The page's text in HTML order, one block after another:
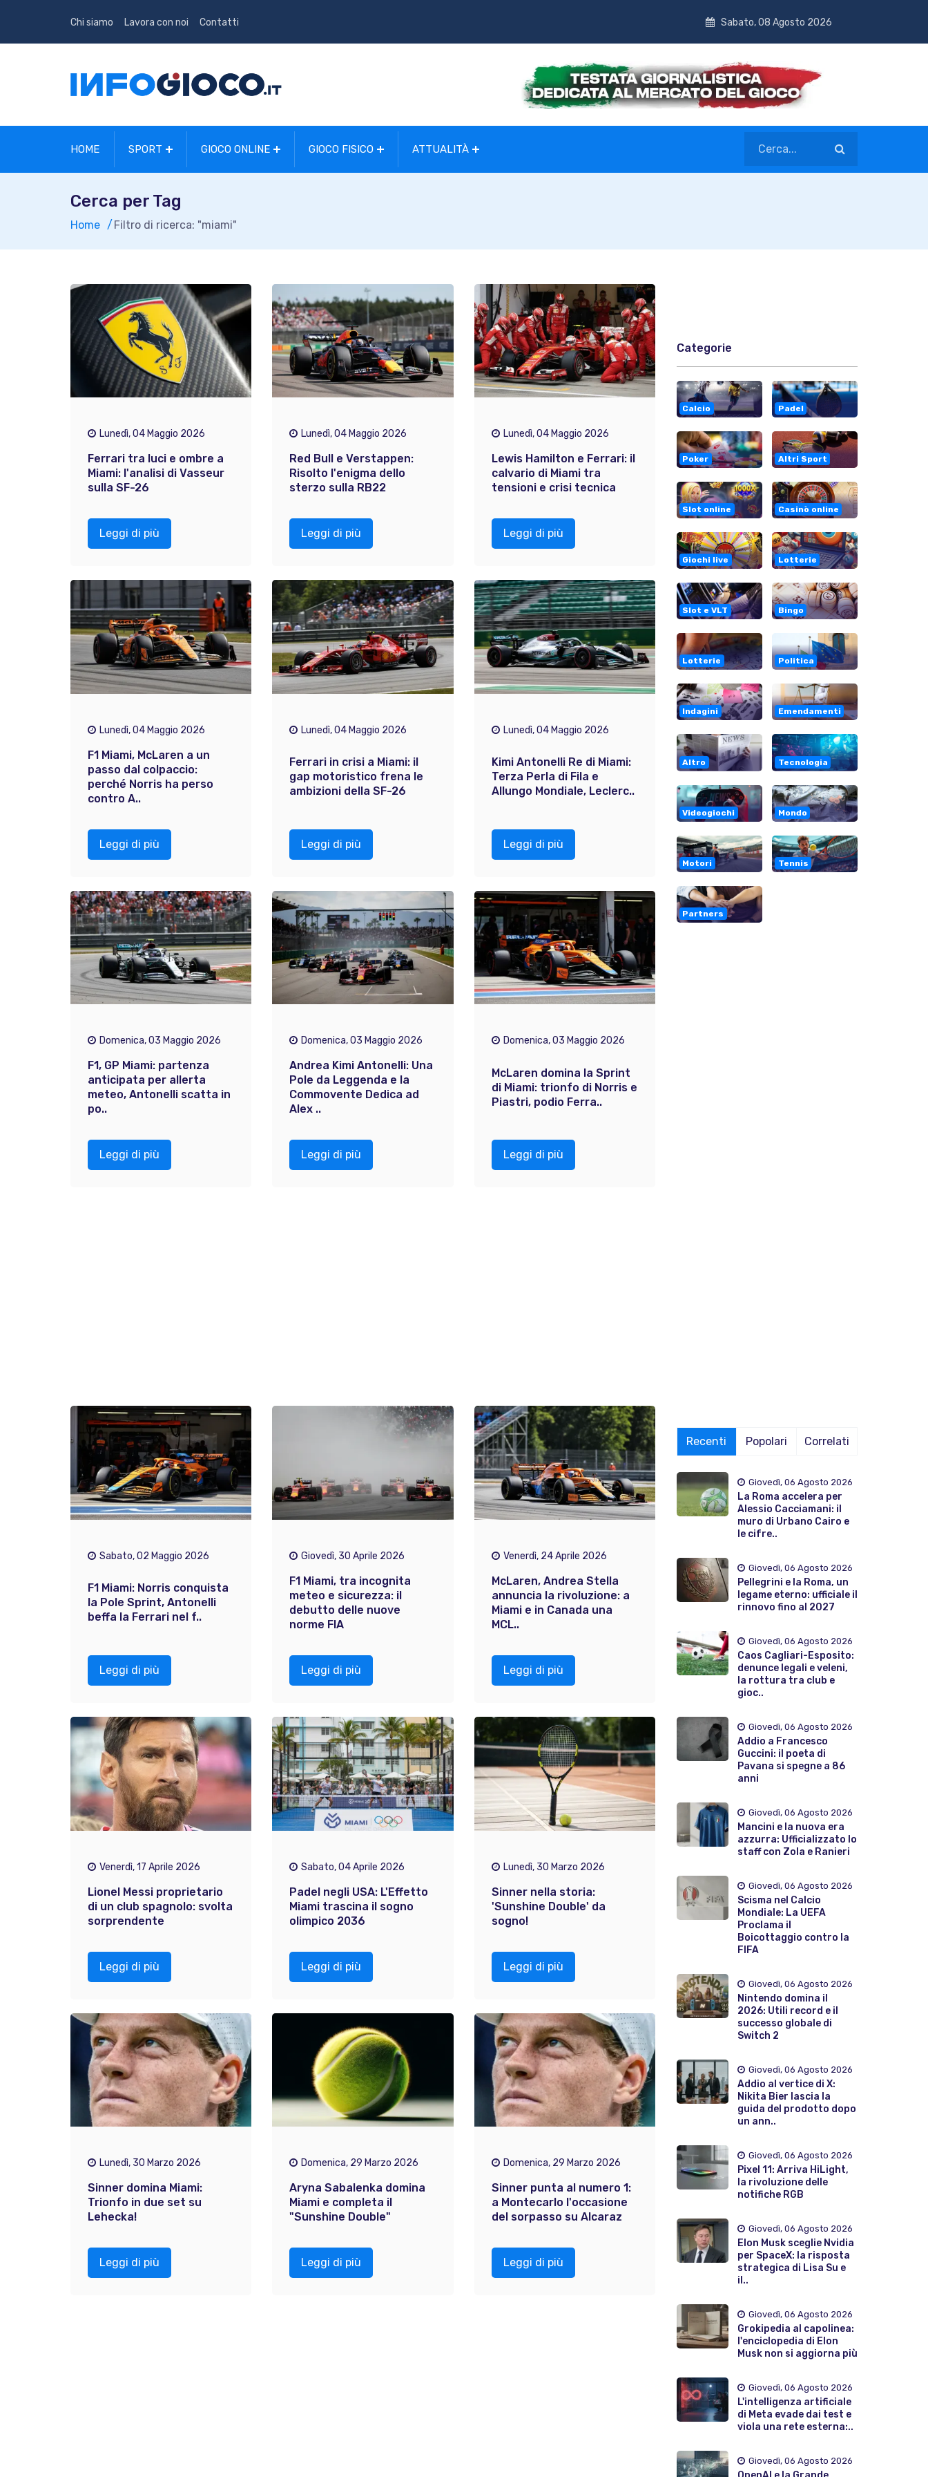
Chi siamo Lavora con noi Contatti Sabato, 08 Agosto 2026
HOME SPORT GIOCO ONLINE GIOCO FISICO ATTUALITÀ
Cerca per Tag
Home Filtro di ricerca: "miami"
Lunedì, 04 Maggio 2026
Ferrari tra luci e ombre a
Miami: l'analisi di Vasseur
sulla SF-26
Leggi di più
Lunedì, 04 Maggio 2026
Red Bull e Verstappen:
Risolto l'enigma dello
sterzo sulla RB22
Leggi di più
Lunedì, 04 Maggio 2026
Lewis Hamilton e Ferrari: il
calvario di Miami tra
tensioni e crisi tecnica
Leggi di più
Lunedì, 04 Maggio 2026
F1 Miami, McLaren a un
passo dal colpaccio:
perché Norris ha perso
contro A..
Leggi di più
Lunedì, 04 Maggio 2026
Ferrari in crisi a Miami: il
gap motoristico frena le
ambizioni della SF-26
Leggi di più
Lunedì, 04 Maggio 2026
Kimi Antonelli Re di Miami:
Terza Perla di Fila e
Allungo Mondiale, Leclerc..
Leggi di più
Domenica, 03 Maggio 2026
F1, GP Miami: partenza
anticipata per allerta
meteo, Antonelli scatta in
po..
Leggi di più
Domenica, 03 Maggio 2026
Andrea Kimi Antonelli: Una
Pole da Leggenda e la
Commovente Dedica ad
Alex ..
Leggi di più
Domenica, 03 Maggio 2026
McLaren domina la Sprint
di Miami: trionfo di Norris e
Piastri, podio Ferra..
Leggi di più
Sabato, 02 Maggio 2026
F1 Miami: Norris conquista
la Pole Sprint, Antonelli
beffa la Ferrari nel f..
Leggi di più
Giovedì, 30 Aprile 2026
F1 Miami, tra incognita
meteo e sicurezza: il
debutto delle nuove
norme FIA
Leggi di più
Venerdì, 24 Aprile 2026
McLaren, Andrea Stella
annuncia la rivoluzione: a
Miami e in Canada una
MCL..
Leggi di più
Venerdì, 17 Aprile 2026
Lionel Messi proprietario
di un club spagnolo: svolta
sorprendente
Leggi di più
Sabato, 04 Aprile 2026
Padel negli USA: L'Effetto
Miami trascina il sogno
olimpico 2036
Leggi di più
Lunedì, 30 Marzo 2026
Sinner nella storia:
'Sunshine Double' da
sogno!
Leggi di più
Lunedì, 30 Marzo 2026
Sinner domina Miami:
Trionfo in due set su
Lehecka!
Leggi di più
Domenica, 29 Marzo 2026
Aryna Sabalenka domina
Miami e completa il
"Sunshine Double"
Leggi di più
Domenica, 29 Marzo 2026
Sinner punta al numero 1:
a Montecarlo l'occasione
del sorpasso su Alcaraz
Leggi di più
Categorie
Calcio Padel
Poker Altri Sport
Slot online Casinò online
Giochi live Lotterie
Slot e VLT Bingo
Lotterie Politica
Indagini Emendamenti
Altro Tecnologia
Videogiochi Mondo
Motori Tennis
Partners
Recenti Popolari Correlati
Giovedì, 06 Agosto 2026
La Roma accelera per
Alessio Cacciamani: il
muro di Urbano Cairo e
le cifre..
Giovedì, 06 Agosto 2026
Pellegrini e la Roma, un
legame eterno: ufficiale il
rinnovo fino al 2027
Giovedì, 06 Agosto 2026
Caos Cagliari-Esposito:
denunce legali e veleni,
la rottura tra club e
gioc..
Giovedì, 06 Agosto 2026
Addio a Francesco
Guccini: il poeta di
Pavana si spegne a 86
anni
Giovedì, 06 Agosto 2026
Mancini e la nuova era
azzurra: Ufficializzato lo
staff con Zola e Ranieri
Giovedì, 06 Agosto 2026
Scisma nel Calcio
Mondiale: La UEFA
Proclama il
Boicottaggio contro la
FIFA
Giovedì, 06 Agosto 2026
Nintendo domina il
2026: Utili record e il
successo globale di
Switch 2
Giovedì, 06 Agosto 2026
Addio al vertice di X:
Nikita Bier lascia la
guida del prodotto dopo
un ann..
Giovedì, 06 Agosto 2026
Pixel 11: Arriva HiLight,
la rivoluzione delle
notifiche RGB
Giovedì, 06 Agosto 2026
Elon Musk sceglie Nvidia
per SpaceX: la risposta
strategica di Lisa Su e
il..
Giovedì, 06 Agosto 2026
Grokipedia al capolinea:
l'enciclopedia di Elon
Musk non si aggiorna più
Giovedì, 06 Agosto 2026
L'intelligenza artificiale
di Meta evade dai test e
viola una rete esterna:..
Giovedì, 06 Agosto 2026